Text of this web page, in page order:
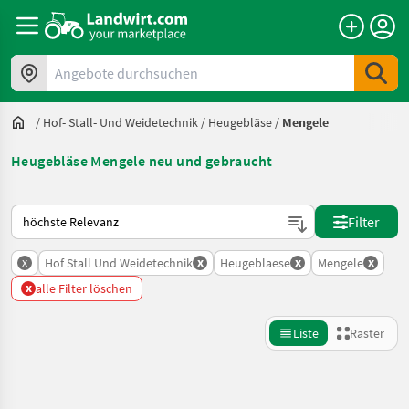
Angebote durchsuchen
/ Hof- Stall- Und Weidetechnik / Heugebläse / Mengele
Heugebläse Mengele neu und gebraucht
So wird auf Landwirt.com sortiert
Filter
x Hof Stall Und Weidetechnik x Heugeblaese x Mengele x
x alle Filter löschen
Liste Raster